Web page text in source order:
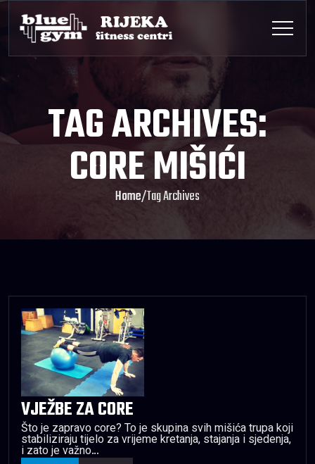
TAG ARCHIVES:
CORE MIŠIĆI
Home/Tag Archives
VJEŽBE ZA CORE
Što je zapravo core? To je skupina svih mišića trupa koji
stabiliziraju tijelo za vrijeme kretanja, stajanja i sjedenja,
i zato je važno…